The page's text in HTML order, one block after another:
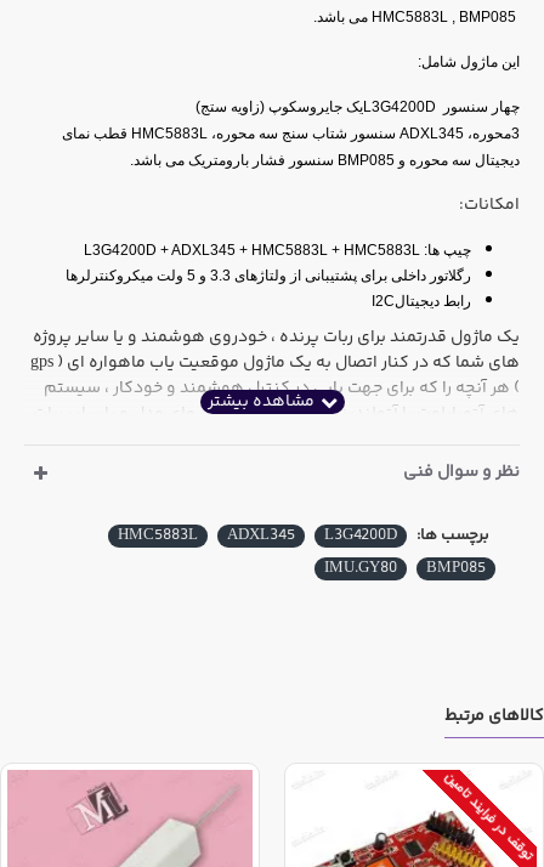
HMC5883L , BMP085 می باشد.
این ماژول شامل:
چهار سنسور L3G4200Dیک جايروسکوپ (زاویه ستج)
3محوره،
ADXL345 سنسور شتاب سنج سه محوره، HMC5883L قطب نمای
دیجیتال سه محوره و BMP085 سنسور فشار بارومتریک می باشد.
امکانات:
چیپ ها: L3G4200D + ADXL345 + HMC5883L + HMC5883L
رگلاتور داخلی برای پشتیبانی از ولتاژهای 3.3 و 5 ولت میکروکنترلرها
رابط دیجیتالI2C
یک ماژول قدرتمند برای ربات پرنده ، خودروی هوشمند و یا سایر پروژه
های شما که در کنار اتصال به یک ماژول موقعیت یاب ماهواره ای ( gps
) هر آنچه را که برای جهت یابی در کنترل هوشمند و خودکار ، سیستم
های آتوپایلوت یا آتولندینگ ، ساخت یک هواپیمای مدل و یا سایر ربات
دهد. با استفاده از داده های قطب نمای دیجیتال ، می توانید جهت
محور مشخص می نمایند و در نهایت فشارسنج نصب شده بر روی برد در
اصل می تواند به صورت یک ارتفاع سنج عمل نموده و میزان ارتفاع را به
نظر و سوال فنی
برچسب ها: L3G4200D
ADXL345
HMC5883L
BMP085
IMU.GY80
کالاهای مرتبط
توقف در فرایند تامین